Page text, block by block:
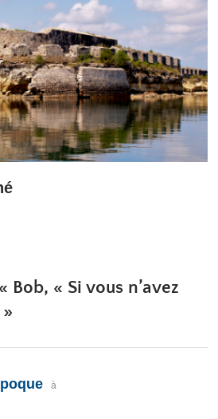
Bob, « Si vous n’avez
»
dit :
à